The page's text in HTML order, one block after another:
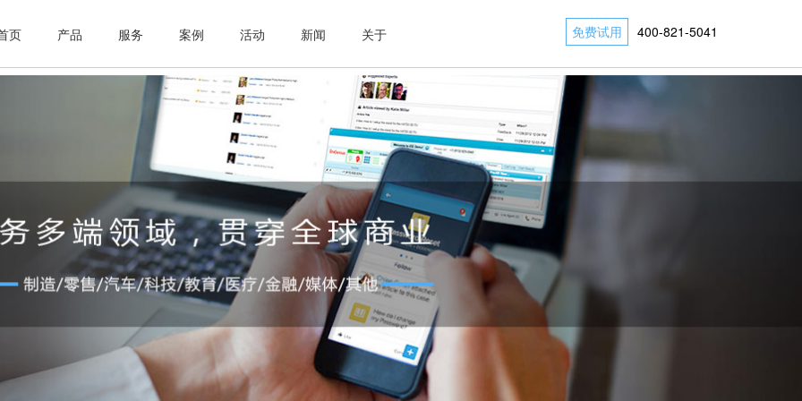
页 产品 服务 案例 活动 新闻 关于 免费试用 400-821-5041